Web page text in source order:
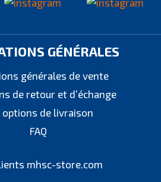
GÉNÉRALES
générales de vente
de retour et d’échange
options de livraison
FAQ